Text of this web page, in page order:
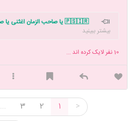
🇵🇸🇮🇷 یا صاحب الزمان اغثنی یا صاحب الزمان ادرکنی❣️
لولیک الفرج بحق زینب الکبری س
بیشتر ببینید
10نفر لایک کرده اند ...
>
1
2
3
...